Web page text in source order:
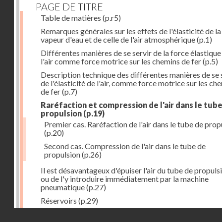
PAGE DE TITRE
Table de matières (p.r5)
Remarques générales sur les effets de l'élasticité de la
vapeur d'eau et de celle de l'air atmosphérique(p.1)
Différentes manières de se servir de la force
l'air comme force motrice sur les chemins de fer(p.5)
Description technique des différentes manières de se
de l'élasticité de l'air, comme force motrice sur les
de fer(p.7)
Raréfaction et compression de l'air dans le
propulsion (p.19)
Premier cas. Raréfaction de l'air dans le tube de
(p.20)
Second cas. Compression de l'air dans le tube de
propulsion(p.26)
Il est désavantageux d'épuiser l'air du tube de
ou de l'y introduire immédiatement par la machine
pneumatique(p.27)
Réservoirs (p.29)